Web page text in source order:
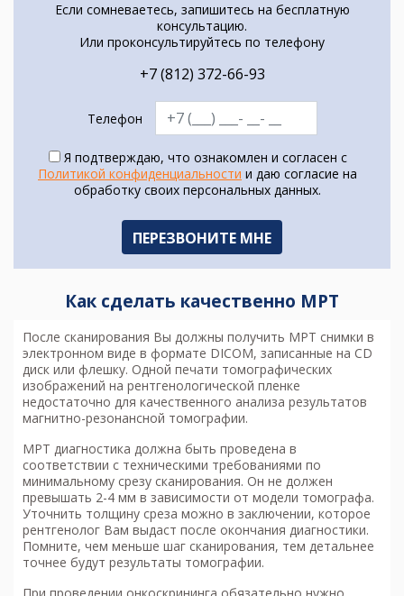
Если сомневаетесь, запишитесь на бесплатную
консультацию.
Или проконсультируйтесь по телефону
+7 (812) 372-66-93
Телефон
Я подтверждаю, что ознакомлен и согласен с
Политикой конфиденциальности и даю согласие на
обработку своих персональных данных.
Как сделать качественно МРТ
После сканирования Вы должны получить МРТ снимки в
электронном виде в формате DICOM, записанные на CD
диск или флешку. Одной печати томографических
изображений на рентгенологической пленке
недостаточно для качественного анализа результатов
магнитно-резонансной томографии.
МРТ диагностика должна быть проведена в
соответствии с техническими требованиями по
минимальному срезу сканирования. Он не должен
превышать 2-4 мм в зависимости от модели томографа.
Уточнить толщину среза можно в заключении, которое
рентгенолог Вам выдаст после окончания диагностики.
Помните, чем меньше шаг сканирования, тем детальнее
точнее будут результаты томографии.